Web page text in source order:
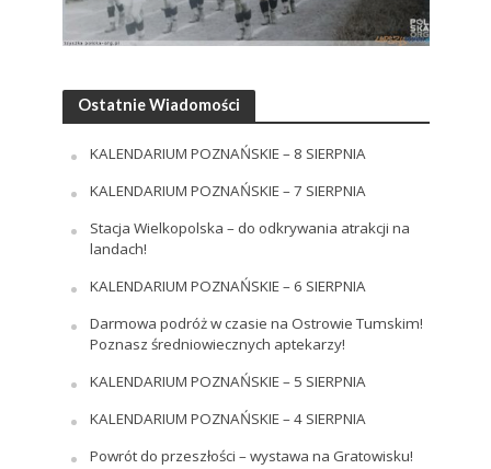
Ostatnie Wiadomości
KALENDARIUM POZNAŃSKIE – 8 SIERPNIA
KALENDARIUM POZNAŃSKIE – 7 SIERPNIA
Stacja Wielkopolska – do odkrywania atrakcji na
landach!
KALENDARIUM POZNAŃSKIE – 6 SIERPNIA
Darmowa podróż w czasie na Ostrowie Tumskim!
Poznasz średniowiecznych aptekarzy!
KALENDARIUM POZNAŃSKIE – 5 SIERPNIA
KALENDARIUM POZNAŃSKIE – 4 SIERPNIA
Powrót do przeszłości – wystawa na Gratowisku!